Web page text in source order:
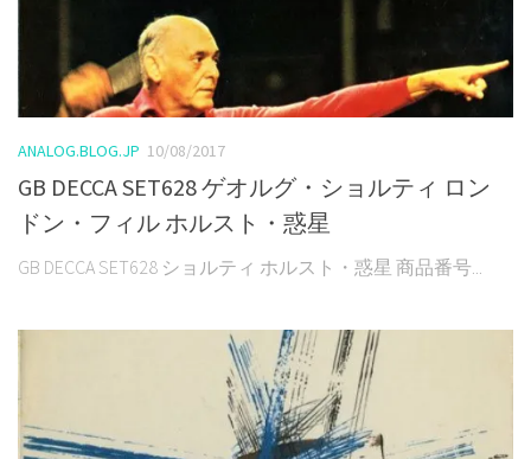
ANALOG.BLOG.JP 10/08/2017
GB DECCA SET628 ゲオルグ・ショルティ ロン
ドン・フィル ホルスト・惑星
GB DECCA SET628 ショルティ ホルスト・惑星 商品番号...